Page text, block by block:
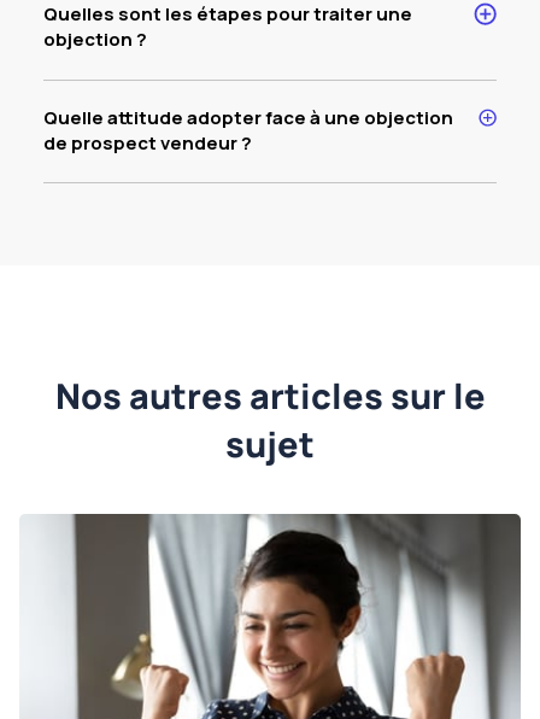
Quelles sont les étapes pour traiter une
objection ?
Quelle attitude adopter face à une objection
de prospect vendeur ?
Nos autres articles sur le
sujet